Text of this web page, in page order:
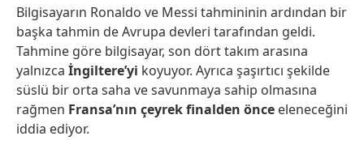
Bilgisayarın Ronaldo ve Messi tahmininin ardından bir
başka tahmin de Avrupa devleri tarafından geldi.
Tahmine göre bilgisayar, son dört takım arasına
yalnızca İngiltere’yi koyuyor. Ayrıca şaşırtıcı şekilde
süslü bir orta saha ve savunmaya sahip olmasına
rağmen Fransa’nın çeyrek finalden önce eleneceğini
iddia ediyor.